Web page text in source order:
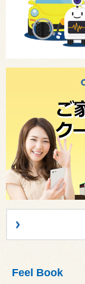
Feel Book